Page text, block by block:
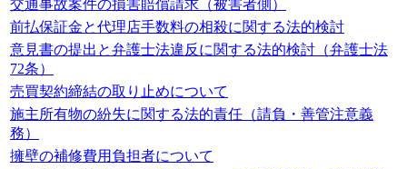
交通事故案件の損害賠償請求（被害者側）
前払保証金と代理店手数料の相殺に関する法的検討
意見書の提出と弁護士法違反に関する法的検討（弁護士法
72条）
売買契約締結の取り止めについて
施主所有物の紛失に関する法的責任（請負・善管注意義
務）
擁壁の補修費用負担者について